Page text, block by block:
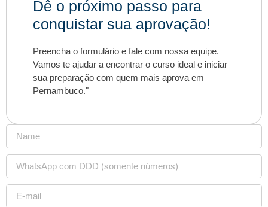
Dê o próximo passo para
conquistar sua aprovação!
Preencha o formulário e fale com nossa equipe.
Vamos te ajudar a encontrar o curso ideal e iniciar
sua preparação com quem mais aprova em
Pernambuco."